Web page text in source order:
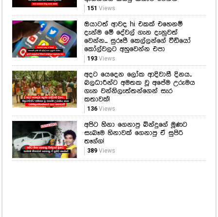
151 Views
ඔයාටත් ආවද hi එකක් එහෙනම්
දැන්ම මේ දේවල් ගැන දැනුවත්
වෙන්න... සුරූපී කෙල්ලන්ගේ වීඩියෝ
කෝල්වලට අහුවෙන්න එපා
193Views
අදට යෙදෙන ලෝක ආදිවාසී දිනය..
බලධාරීන්ට අමතක වූ අපේම උරුමය
ගැන වන්නිලැත්තන්ගෙන් සැර
කතාවක්!
136Views
අපිට හිනා ගෙනාපු බින්දුගේ මූණට
සැබෑම හිනාවක් ගෙනාපු ඒ සුපිරි
තෑග්ග!
389Views